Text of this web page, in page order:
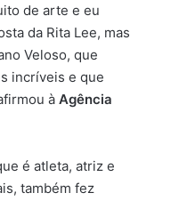
de arte e eu
da Rita Lee, mas
Veloso, que
incríveis e que
à Agência
é atleta, atriz e
também fez